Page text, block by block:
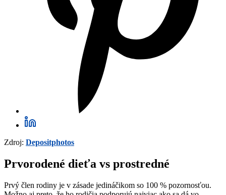
Zdroj: Depositphotos
Prvorodené dieťa vs prostredné
Prvý člen rodiny je v zásade jedináčikom so 100 % pozornosťou.